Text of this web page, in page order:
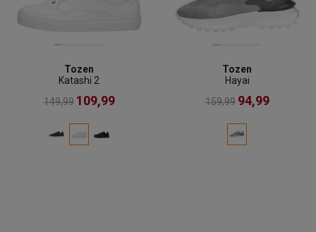
Tozen
Katashi 2
149,99 109,99
Tozen
Hayai
159,99 94,99